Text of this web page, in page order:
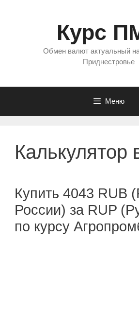
Курс
Обмен валют актуальный
Приднестровье
Меню
Калькулятор
Купить 4043 RUB
России) за RUP
по курсу